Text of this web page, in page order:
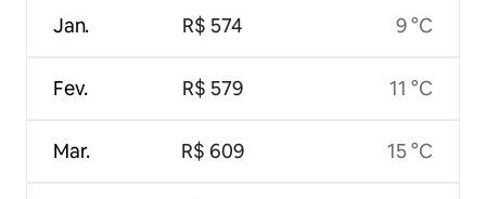
Jan.
Fev.
Mar.
R$ 574
R$ 579
R$ 609
9 °C
11 °C
15 °C